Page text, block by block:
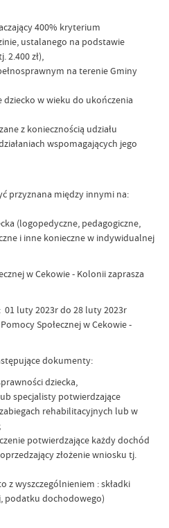
400% kryterium
ustalanego na podstawie
2.400 zł),
na terenie Gminy
w wieku do ukończenia
z koniecznością udziału
wspomagających jego
przyznana między innymi na:
(logopedyczne, pedagogiczne,
i inne konieczne w indywidualnej
w Cekowie - Kolonii zaprasza
luty 2023r do 28 luty 2023r
Społecznej w Cekowie -
dokumenty:
dziecka,
specjalisty potwierdzające
rehabilitacyjnych lub w
potwierdzające każdy dochód
złożenie wniosku tj.
2023r.
z wyszczególnieniem : składki
podatku dochodowego)